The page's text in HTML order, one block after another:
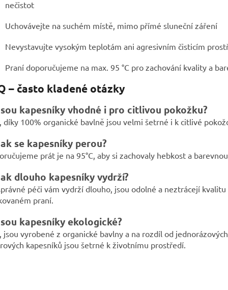
nečistot
Uchovávejte na suchém místě, mimo přímé sluneční záření
Nevystavujte vysokým teplotám ani agresivním čisticím
Praní doporučujeme na max. 95 °C pro zachování kvality a
– často kladené otázky
kapesníky vhodné i pro citlivou pokožku?
díky 100% organické bavlně jsou velmi šetrné i k citlivé
se kapesníky perou?
prát je na 95°C, aby si zachovaly hebkost a
dlouho kapesníky vydrží?
péči vám vydrží dlouho, jsou odolné a neztrácejí kvalitu
praní.
kapesníky ekologické?
jsou vyrobené z organické bavlny a na rozdíl od jednorázových
kapesníků jsou šetrné k životnímu prostředí.